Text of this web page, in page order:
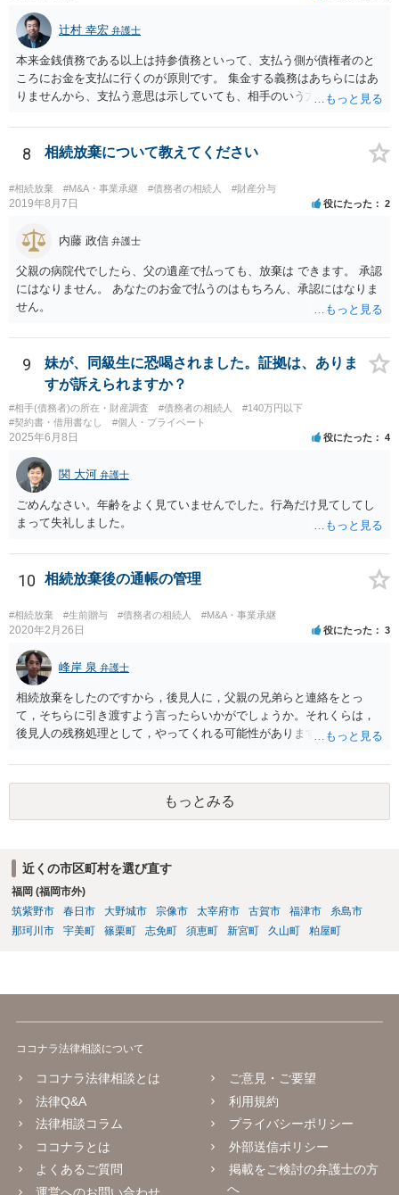
辻村 幸宏 弁護士
本来金銭債務である以上は持参債務といって、支払う側が債権者のと
ころにお金を支払に行くのが原則です。 集金する義務はあちらにはあ
りませんから、支払う意思は示していても、相手のいう方法で支払わ
るかと思います。
8 相続放棄について教えてください
#相続放棄 #M&A・事業承継 #債務者の相続人 #財産分与
2019年8月7日 役にたった 2
内藤 政信 弁護士
父親の病院代でしたら、父の遺産で払っても、放棄は できます。 承認
にはなりません。 あなたのお金で払うのはもちろん、承認にはなりま
せん。
9
妹が、同級生に恐喝されました。証拠は、ありま
すが訴えられますか？
#相手(債務者)の所在・財産調査 #債務者の相続人
#140万円以下
#契約書・借用書なし
#個人・プライベート
2025年6月8日 役にたった 4
関 大河 弁護士
ごめんなさい。年齢をよく見ていませんでした。行為だけ見てしてし
まって失礼しました。
10 相続放棄後の通帳の管理
#相続放棄 #生前贈与 #債務者の相続人 #M&A・事業承継
2020年2月26日 役にたった 3
峰岸 泉 弁護士
相続放棄をしたのですから，後見人に，父親の兄弟らと連絡をとっ
て，そちらに引き渡すよう言ったらいかがでしょうか。それくらは，
後見人の残務処理として，やってくれる可能性があります。 ただ，通
もっとみる
近くの市区町村を選び直す
福岡 (福岡市外)
筑紫野市
春日市 大野城市 宗像市 太宰府市 古賀市 福津市
糸島市
那珂川市
宇美町 篠栗町 志免町 須恵町 新宮町 久山町 粕屋町
ココナラ法律相談について
ココナラ法律相談とは
法律Q&A
法律相談コラム
ココナラとは
よくあるご質問
運営へのお問い合わせ
ご意見・ご要望
利用規約
プライバシーポリシー
外部送信ポリシー
掲載をご検討の弁護士の方
へ